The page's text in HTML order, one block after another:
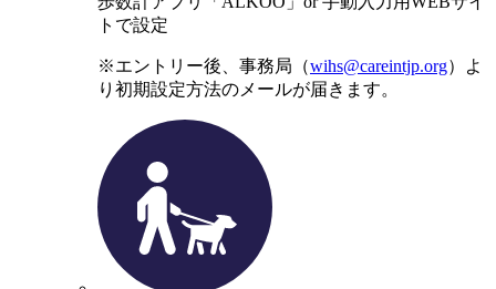
トで設定
※エントリー後、事務局（wihs@careintjp.org）よ
り初期設定方法のメールが届きます。